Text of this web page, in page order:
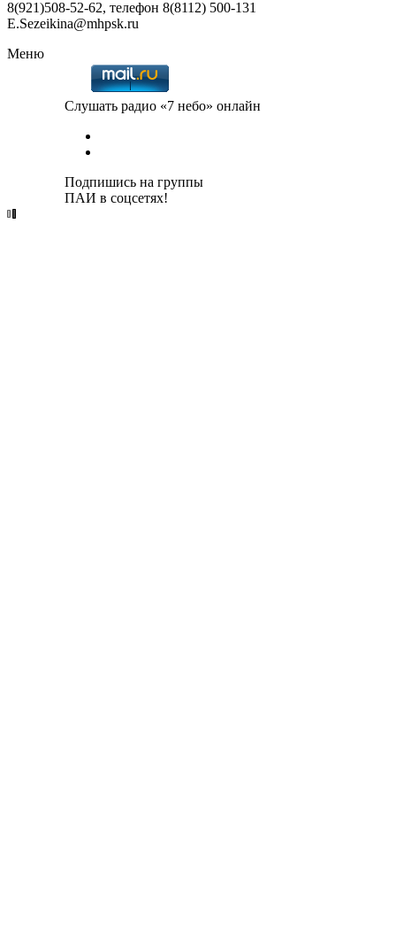
8(921)508-52-62, телефон 8(8112) 500-131
E.Sezeikina@mhpsk.ru
Меню
Слушать радио «7 небо» онлайн
Подпишись на группы
ПАИ в соцсетях!